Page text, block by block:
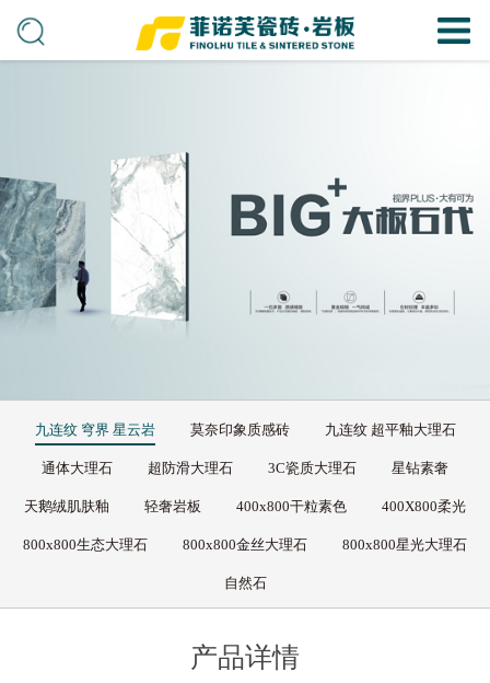
九连纹 穹界 星云岩 莫奈印象质感砖 九连纹 超平釉大理石
通体大理石 超防滑大理石 3C瓷质大理石 星钻素奢
天鹅绒肌肤釉 轻奢岩板 400x800干粒素色 400X800柔光
800x800生态大理石 800x800金丝大理石 800x800星光大理石
自然石
产品详情